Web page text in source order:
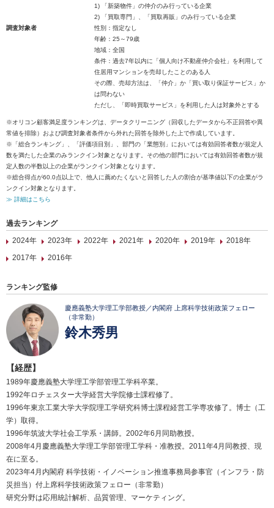
1) 「新築物件」の仲介のみ行っている企業
2) 「買取専門」、「買取再販」のみ行っている企業
調査対象者
性別：指定なし
年齢：25～79歳
地域：全国
条件：過去7年以内に「個人向け不動産仲介会社」を利用して
住居用マンションを売却したことのある人
その際、売却方法は、「仲介」か「買い取り保証サービス」か
は問わない
ただし、「即時買取サービス」を利用した人は対象外とする
※オリコン顧客満足度ランキングは、データクリーニング（回収したデータから不正回答や異
常値を排除）および調査対象者条件から外れた回答を除外した上で作成しています。
※「総合ランキング」、「評価項目別」、部門の「業態別」においては有効回答者数が規定人
数を満たした企業のみランクイン対象となります。その他の部門においては有効回答者数が規
定人数の半数以上の企業がランクイン対象となります。
※総合得点が60.0点以上で、他人に薦めたくないと回答した人の割合が基準値以下の企業がラ
ンクイン対象となります。
≫ 詳細はこちら
過去ランキング
2024年
2023年 2022年 2021年 2020年 2019年
2018年
2017年
2016年
ランキング監修
慶應義塾大学理工学部教授／内閣府 上席科学技術政策フェロー
（非常勤）
鈴木秀男
【経歴】
1989年慶應義塾大学理工学部管理工学科卒業。
1992年ロチェスター大学経営大学院修士課程修了。
1996年東京工業大学大学院理工学研究科博士課程経営工学専攻修了。博士（工
学）取得。
1996年筑波大学社会工学系・講師。2002年6月同助教授。
2008年4月慶應義塾大学理工学部管理工学科・准教授。2011年4月同教授、現
在に至る。
2023年4月内閣府 科学技術・イノベーション推進事務局参事官（インフラ・防
災担当）付上席科学技術政策フェロー（非常勤）
研究分野は応用統計解析、品質管理、マーケティング。